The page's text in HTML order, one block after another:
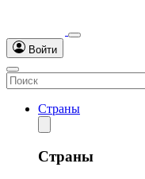
Войти
Страны
Страны